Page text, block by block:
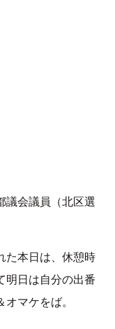
議会議員（北区選
た本日は、休憩時
明日は自分の出番
マケをば。